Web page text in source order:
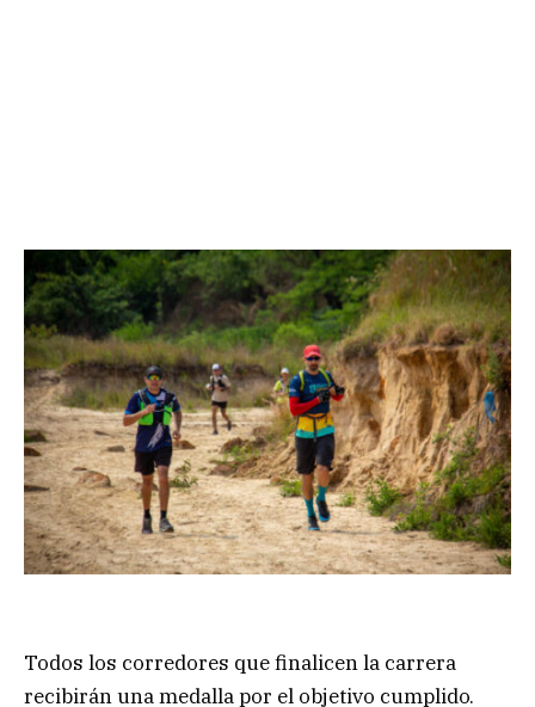
Todos los corredores que finalicen la carrera
recibirán una medalla por el objetivo cumplido.